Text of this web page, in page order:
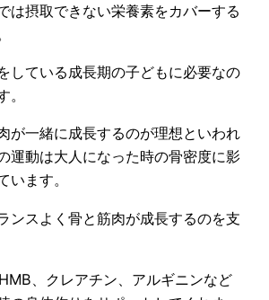
は摂取できない栄養素をカバーする
している成長期の子どもに必要なの
が一緒に成長するのが理想といわれ
運動は大人になった時の骨密度に影
います。
ンスよく骨と筋肉が成長するのを支
、クレアチン、アルギニンなど